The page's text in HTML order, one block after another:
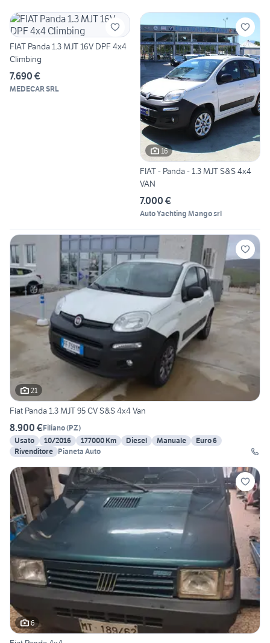
FIAT Panda 1.3 MJT 16V DPF 4x4
Climbing
7.690 €
MEDECAR SRL
16
FIAT - Panda - 1.3 MJT S&S 4x4
VAN
7.000 €
Auto Yachting Mango srl
21
Fiat Panda 1.3 MJT 95 CV S&S 4x4 Van
8.900 €Filiano(PZ)
Usato
10/2016 177000 Km Diesel Manuale
Euro 6
Rivenditore Pianeta Auto
6